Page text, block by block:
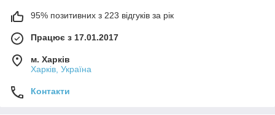
95% позитивних з 223 відгуків за рік
Працює з 17.01.2017
м. Харків
Харків, Україна
Контакти